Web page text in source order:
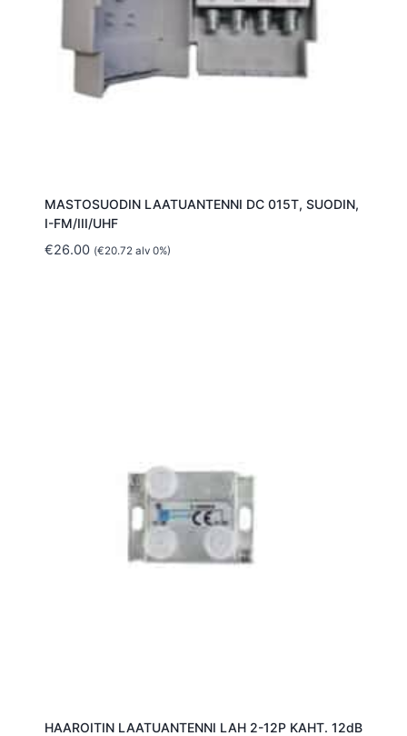
MASTOSUODIN LAATUANTENNI DC 015T, SUODIN,
I-FM/III/UHF
€26.00 (€20.72alv 0%)
HAAROITIN LAATUANTENNI LAH 2-12P KAHT. 12dB